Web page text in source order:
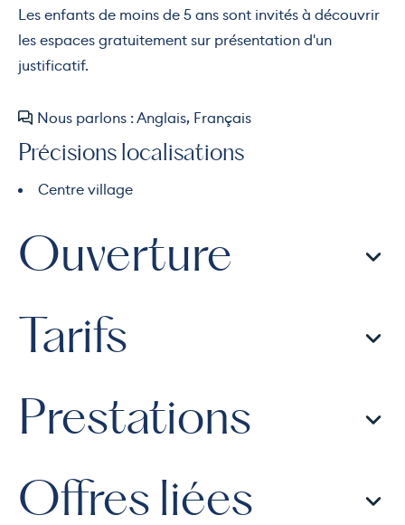
Les enfants de moins de 5 ans sont invités à découvrir
les espaces gratuitement sur présentation d'un
justificatif.
Nous parlons : Anglais, Français
Précisions localisations
Centre village
Ouverture
Tarifs
Prestations
Offres liées